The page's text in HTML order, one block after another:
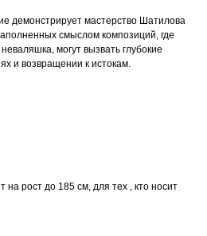
демонстрирует мастерство Шатилова
смыслом композиций, где
могут вызвать глубокие
и возвращении к истокам.
рост до 185 см, для тех , кто носит